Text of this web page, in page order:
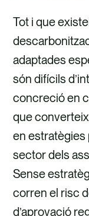
Tot i que
adaptades
són difícils
concreció en
que
en estratègies
sector dels
Sense
corren el risc
d’aprovació